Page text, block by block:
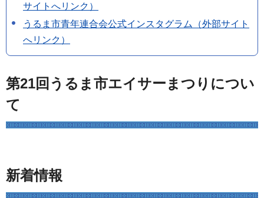
サイトへリンク）
うるま市青年連合会公式インスタグラム（外部サイト
へリンク）
第21回うるま市エイサーまつりについ
て
新着情報